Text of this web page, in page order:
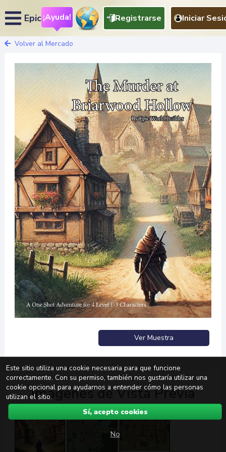
Epic¡Ayuda! Registrarse Iniciar
Volver al Mercado
Ver Muestra
Imágenes de Vista Previa
Este sitio utiliza una cookie necesaria para que funcione
correctamente. Con su permiso, también nos gustaría utilizar una
cookie opcional para ayudarnos a entender cómo las personas
utilizan el sitio.
Sí, acepto cookies
No